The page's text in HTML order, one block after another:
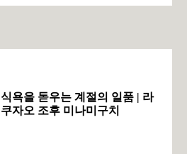
식욕을 돋우는 계절의 일품 | 라
쿠자오 조후 미나미구치